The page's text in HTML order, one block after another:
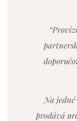
Na
prodává